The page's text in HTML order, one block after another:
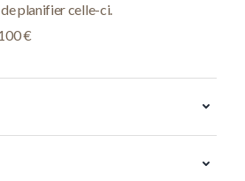
planifier celle-ci.
€